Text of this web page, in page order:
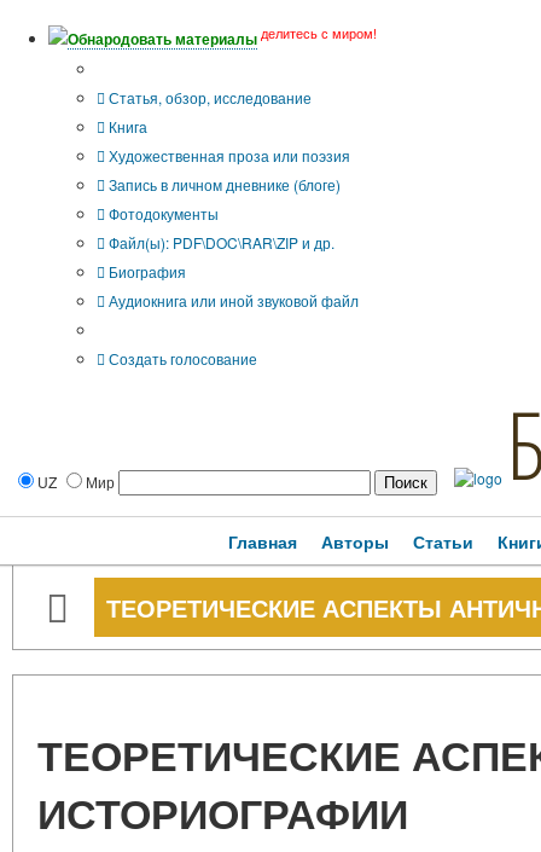
Обнародовать материалы делитесь с миром!
Статья, обзор, исследование
Книга
Художественная проза или поэзия
Запись в личном дневнике (блоге)
Фотодокументы
Файл(ы): PDF\DOC\RAR\ZIP и др.
Биография
Аудиокнига или иной звуковой файл
Создать голосование
UZ Мир
Главная Авторы Статьи
ТЕОРЕТИЧЕСКИЕ АСПЕКТЫ
ТЕОРЕТИЧЕСКИЕ
ИСТОРИОГРАФИИ